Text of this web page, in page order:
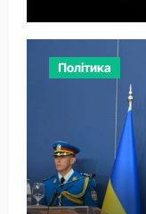
Політика